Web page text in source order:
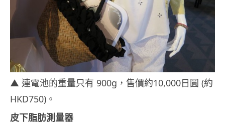
▲ 連電池的重量只有 900g，售價約10,000日圓 (約
HKD750)。
皮下脂肪測量器